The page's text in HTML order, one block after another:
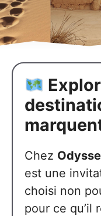
Chez
est une
choisi non
pour ce qu’il